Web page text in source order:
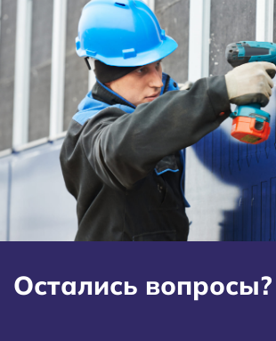
Остались вопросы?